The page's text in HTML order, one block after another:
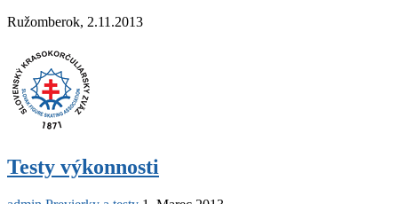
výkonnosti
Ružomberok, 2.11.2013
Testy výkonnosti